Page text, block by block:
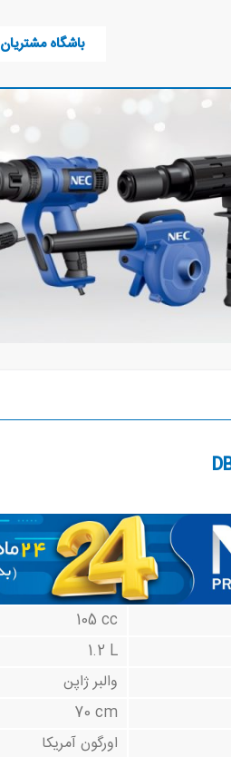
باشگاه مشتریان
105 cc
1.2 L
والبر ژاپن
70 cm
اورگون آمریکا